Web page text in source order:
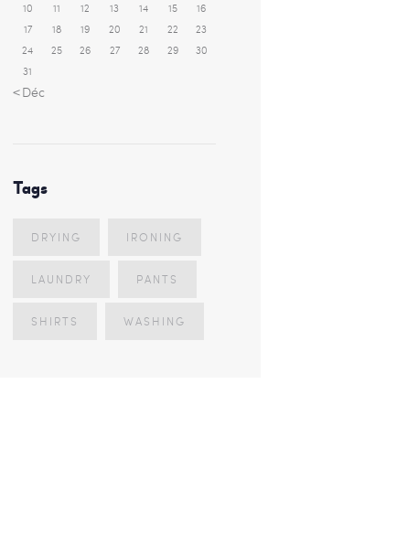
10
11 12 13 14 15
16
17
18 19 20 21 22
23
24
25 26 27 28 29
30
31
« Déc
Tags
DRYING IRONING
LAUNDRY PANTS
SHIRTS WASHING